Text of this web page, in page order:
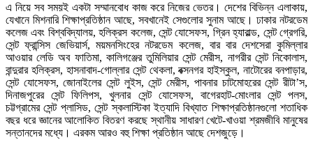
এ নিয়ে সব সময়ই একটা সম্মানবোধ কাজ করে নিজের ভেতর। দেশের বিভিন্ন এলাকায়,
যেখানে মিশনারি শিক্ষাপ্রতিষ্ঠান আছে, সবখানেই সেগুলোর সুনাম আছে। ঢাকার নটরডেম
কলেজ এবং বিশ্ববিদ্যালয়, হলিক্রস কলেজ, সেন্ট যোসেফস, গ্রিন হ্যারাল্ড, সেন্ট গ্রেগরি,
সেন্ট ফ্রান্সিস জেভিয়ার্স, ময়মনসিংহের নটরডেম কলেজ, বার বার দেশসেরা কুমিল্লার
আওয়ার লেডি অব ফাতিমা, কালিগঞ্জের তুমিলিয়ার সেন্ট মেরীস, নাগরীর সেন্ট নিকোলাস,
বান্দুরার হলিক্রস, হাসনাবাদ-গোল্লার সেন্ট থেকলা, বক্সনগর হাইস্কুল, নাটোরের বনপাড়ার,
সেন্ট যোসেফস, জোনাইলের সেন্ট লুইস, সেন্ট মেরীস, পাবনার চাটমোহরের সেন্ট রীটা’স,
দিনাজপুরের সেন্ট ফিলিপস, খুলনার সেন্ট যোসেফস, বাগেরহাট-মোংলার সেন্ট পলস,
চট্টগ্রামের সেন্ট প্লাসিড, সেন্ট স্কলাস্টিকা ইত্যাদি বিখ্যাত শিক্ষাপ্রতিষ্ঠানগুলো শতাধিক
বছর ধরে জ্ঞানের আলোকিত বিতরণ করছে স্থানীয় সাধারণ খেটে-খাওয়া শ্রমজীবি মানুষের
সন্তানদের মধ্যে। এরকম আরও বহু শিক্ষা প্রতিষ্ঠান আছে দেশজুড়ে।